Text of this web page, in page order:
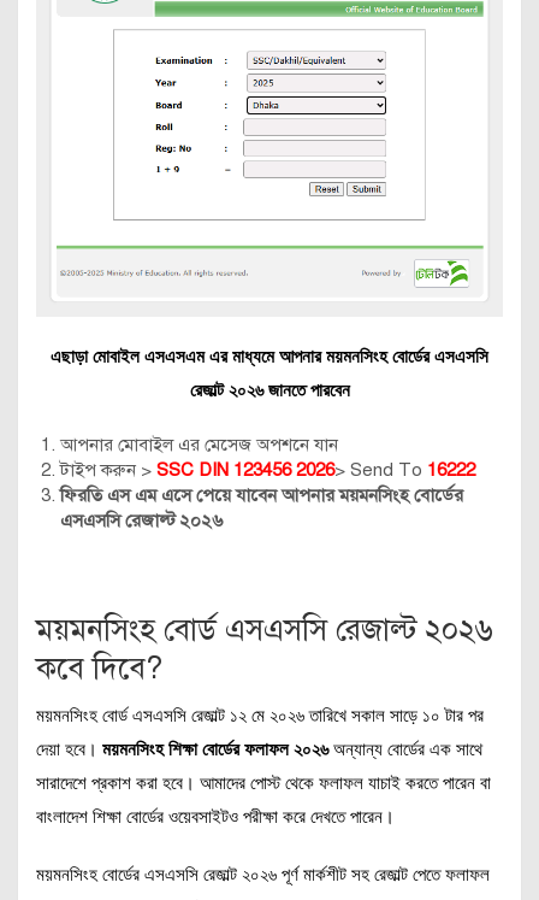
এছাড়া মোবাইল এসএসএম এর মাধ্যমে আপনার ময়মনসিংহ বোর্ডের এসএসসি
রেজাল্ট ২০২৬ জানতে পারবেন
আপনার মোবাইল এর মেসেজ অপশনে যান
টাইপ করুন > SSC DIN 123456 2026> Send To 16222
ফিরতি এস এম এসে পেয়ে যাবেন আপনার ময়মনসিংহ বোর্ডের
এসএসসি রেজাল্ট ২০২৬
ময়মনসিংহ বোর্ড এসএসসি রেজাল্ট ২০২৬
কবে দিবে?
ময়মনসিংহ বোর্ড এসএসসি রেজাল্ট ১২ মে ২০২৬ তারিখে সকাল সাড়ে ১০ টার পর
দেয়া হবে। ময়মনসিংহ শিক্ষা বোর্ডের ফলাফল ২০২৬অন্যান্য বোর্ডের এক সাথে
সারাদেশে প্রকাশ করা হবে। আমাদের পোস্ট থেকে ফলাফল যাচাই করতে পারেন বা
বাংলাদেশ শিক্ষা বোর্ডের ওয়েবসাইটও পরীক্ষা করে দেখতে পারেন।
ময়মনসিংহ বোর্ডের এসএসসি রেজাল্ট ২০২৬ পূর্ণ মার্কশীট সহ রেজাল্ট পেতে ফলাফল